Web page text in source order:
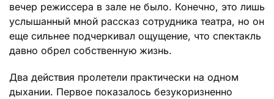
вечер режиссера в зале не было. Конечно, это лишь
услышанный мной рассказ сотрудника театра, но он
еще сильнее подчеркивал ощущение, что спектакль
давно обрел собственную жизнь.
Два действия пролетели практически на одном
дыхании. Первое показалось безукоризненно